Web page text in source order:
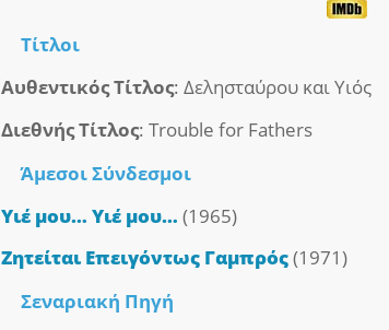
Τίτλοι
Αυθεντικός Τίτλος: Δελησταύρου και Υιός
Διεθνής Τίτλος: Trouble for Fathers
ΆμεσοιΣύνδεσμοι
Υιέ μου… Υιέ μου… (1965)
Ζητείται Επειγόντως Γαμπρός(1971)
Σεναριακή Πηγή